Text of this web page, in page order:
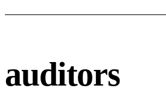
auditors